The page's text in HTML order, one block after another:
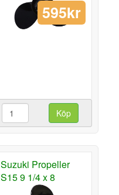
595kr
Köp
Suzuki Propeller
S15 9 1/4 x 8